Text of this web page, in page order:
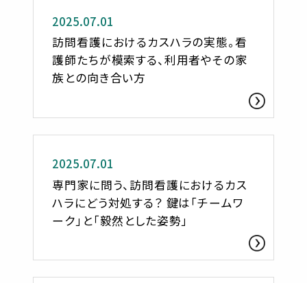
2025.07.01
訪問看護におけるカスハラの実態。看
護師たちが模索する、利用者やその家
族との向き合い方
ささへるジャーナル
2025.07.01
専門家に問う、訪問看護におけるカス
ハラにどう対処する？ 鍵は「チームワ
ーク」と「毅然とした姿勢」
お知らせ